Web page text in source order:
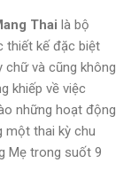
Thai là bộ
thiết kế đặc biệt
chữ và cũng không
khiếp về việc
những hoạt động
một thai kỳ chu
Mẹ trong suốt 9